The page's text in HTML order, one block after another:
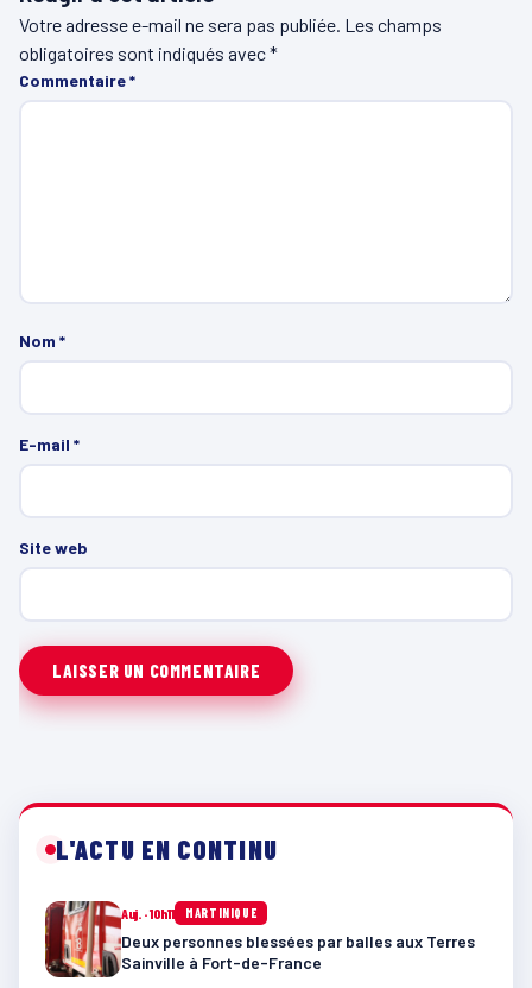
Votre adresse e-mail ne sera pas publiée. Les champs
obligatoires sont indiqués avec*
Commentaire*
Nom *
E-mail *
Site web
L'ACTU EN CONTINU
Auj. · 10h11 MARTINIQUE
Deux personnes blessées par balles aux Terres
Sainville à Fort-de-France